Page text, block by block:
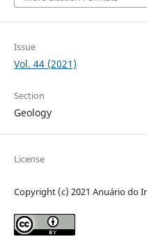
Issue
Vol. 44 (2021)
Section
Geology
License
Copyright (c) 2021 Anuário do